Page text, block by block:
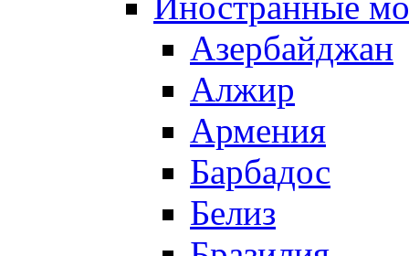
Азербайджан
Алжир
Армения
Барбадос
Белиз